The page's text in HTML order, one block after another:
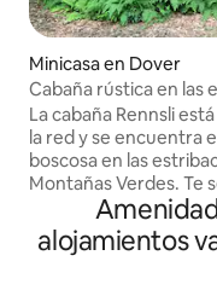
Minicasa en Dover
Cabaña rústica en las
las montañas Verdes
La cabaña Rennsli
la red y se encuentra
boscosa en las
Montañas Verdes. Te
estuvieras en medio
desconectado y
La cocina está
alojamientos